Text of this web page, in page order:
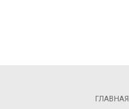
ГЛАВНАЯ